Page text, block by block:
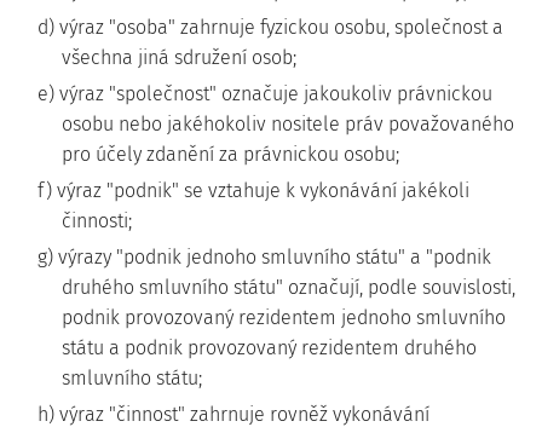
d) výraz "osoba" zahrnuje fyzickou osobu, společnost a
všechna jiná sdružení osob;
e) výraz "společnost" označuje jakoukoliv právnickou
osobu nebo jakéhokoliv nositele práv považovaného
pro účely zdanění za právnickou osobu;
f) výraz "podnik" se vztahuje k vykonávání jakékoli
činnosti;
g) výrazy "podnik jednoho smluvního státu" a "podnik
druhého smluvního státu" označují, podle souvislosti,
podnik provozovaný rezidentem jednoho smluvního
státu a podnik provozovaný rezidentem druhého
smluvního státu;
h) výraz "činnost" zahrnuje rovněž vykonávání